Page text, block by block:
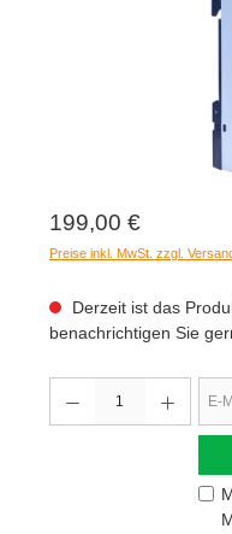
199,00 €
Preise inkl. MwSt. zzgl.
Derzeit ist das
benachrichtigen Sie